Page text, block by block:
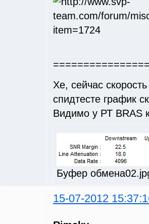
Хе, сейчас
спидтесте график
Видимо у РТ BRAS
Буфер
15-07-2012